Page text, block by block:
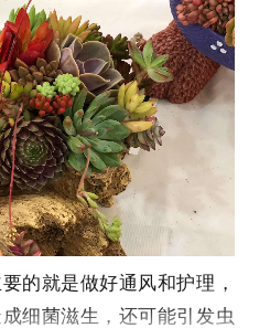
的就是做好通风和护理，
细菌滋生，还可能引发虫